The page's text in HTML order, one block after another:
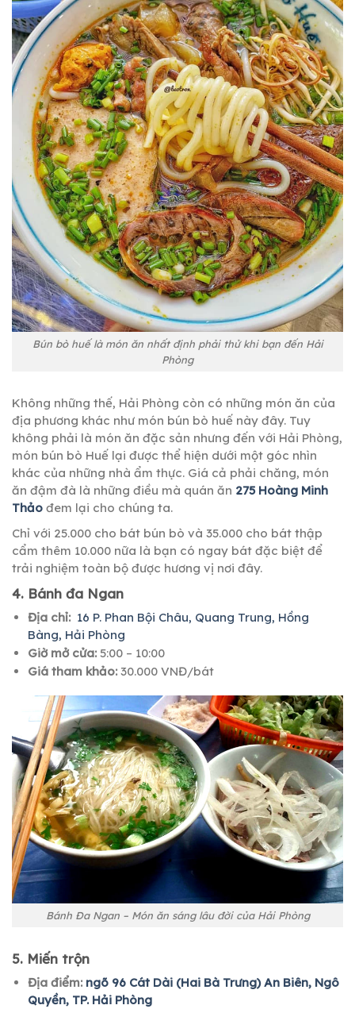
Bún bò huế là món ăn nhất định phải thử khi bạn đến Hải
Phòng
Không những thế, Hải Phòng còn có những món ăn của
địa phương khác như món bún bò huế này đây. Tuy
không phải là món ăn đặc sản nhưng đến với Hải Phòng,
món bún bò Huế lại được thể hiện dưới một góc nhìn
khác của những nhà ẩm thực. Giá cả phải chăng, món
ăn đậm đà là những điều mà quán ăn 275 Hoàng Minh
Thảo đem lại cho chúng ta.
Chỉ với 25.000 cho bát bún bò và 35.000 cho bát thập
cẩm thêm 10.000 nữa là bạn có ngay bát đặc biệt để
trải nghiệm toàn bộ được hương vị nơi đây.
4. Bánh đa Ngan
Địa chỉ: 16 P. Phan Bội Châu, Quang Trung, Hồng
Bàng, Hải Phòng
Giờ mở cửa: 5:00 – 10:00
Giá tham khảo: 30.000 VNĐ/bát
Bánh Đa Ngan – Món ăn sáng lâu đời của Hải Phòng
5. Miến trộn
Địa điểm: ngõ 96 Cát Dài (Hai Bà Trưng) An Biên, Ngô
Quyền, TP. Hải Phòng